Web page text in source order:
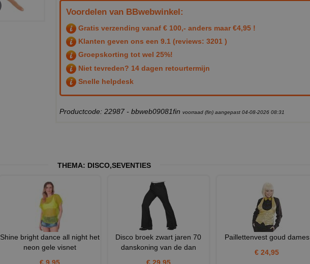
Voordelen van BBwebwinkel:
Gratis verzending vanaf € 100,- anders maar €4,95 !
Klanten geven ons een 9.1 (reviews: 3201 )
Groepskorting tot wel 25%!
Niet tevreden? 14 dagen retourtermijn
Snelle helpdesk
Productcode: 22987 - bbweb09081fin voorraad (fin) aangepast 04-08-2026 08:31
THEMA: DISCO,SEVENTIES
Shine bright dance all night het
neon gele visnet
Disco broek zwart jaren 70
danskoning van de dan
Paillettenvest goud dames
€ 24,95